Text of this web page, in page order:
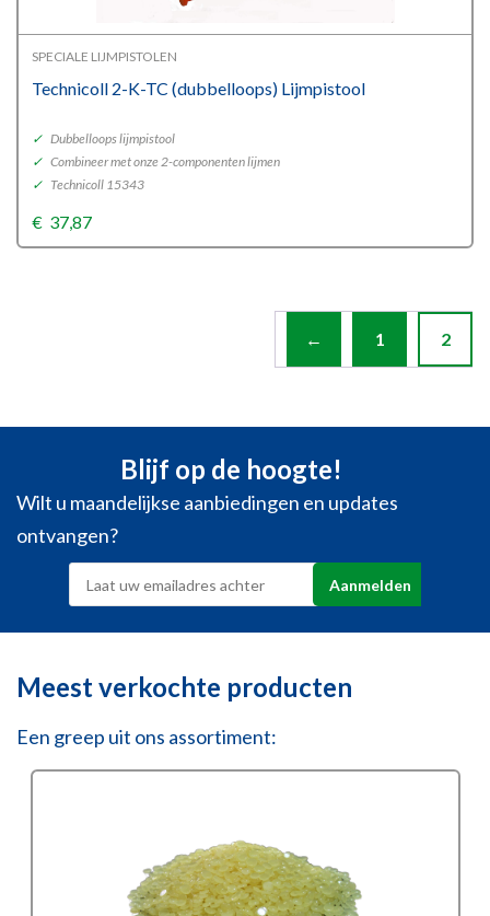
SPECIALE LIJMPISTOLEN
Technicoll 2-K-TC (dubbelloops) Lijmpistool
✓ Dubbelloops lijmpistool
✓ Combineer met onze 2-componenten lijmen
✓ Technicoll 15343
€ 37,87
← 1 2
Blijf op de hoogte!
Wilt u maandelijkse aanbiedingen en updates
ontvangen?
Meest verkochte producten
Een greep uit ons assortiment: